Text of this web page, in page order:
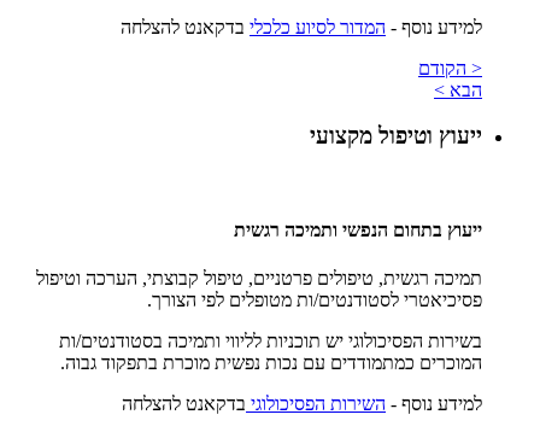
למידע נוסף - המדור לסיוע כלכלי בדקאנט להצלחה
< הקודם
הבא >
ייעוץ וטיפול מקצועי
ייעוץ בתחום הנפשי ותמיכה רגשית
תמיכה רגשית, טיפולים פרטניים, טיפול קבוצתי, הערכה וטיפול
פסיכיאטרי לסטודנטים/ות מטופלים לפי הצורך.
בשירות הפסיכולוגי יש תוכניות לליווי ותמיכה בסטודנטים/ות
המוכרים כמתמודדים עם נכות נפשית מוכרת בתפקוד גבוה.
למידע נוסף - השירות הפסיכולוגי בדקאנט להצלחה